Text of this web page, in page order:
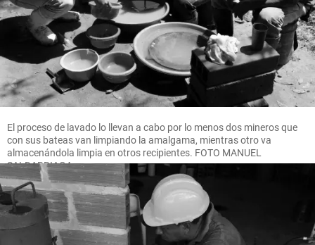
El proceso de lavado lo llevan a cabo por lo menos dos mineros que
con sus bateas van limpiando la amalgama, mientras otro va
almacenándola limpia en otros recipientes. FOTO MANUEL
SALDARRIAGA